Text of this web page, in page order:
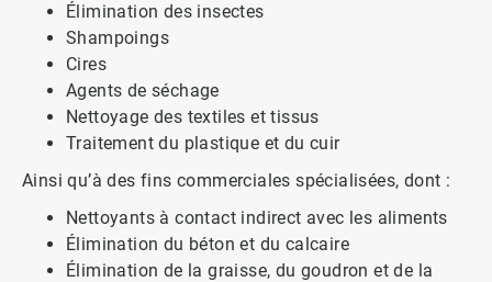
Élimination des insectes
Shampoings
Cires
Agents de séchage
Nettoyage des textiles et tissus
Traitement du plastique et du cuir
Ainsi qu’à des fins commerciales spécialisées, dont :
Nettoyants à contact indirect avec les aliments
Élimination du béton et du calcaire
Élimination de la graisse, du goudron et de la